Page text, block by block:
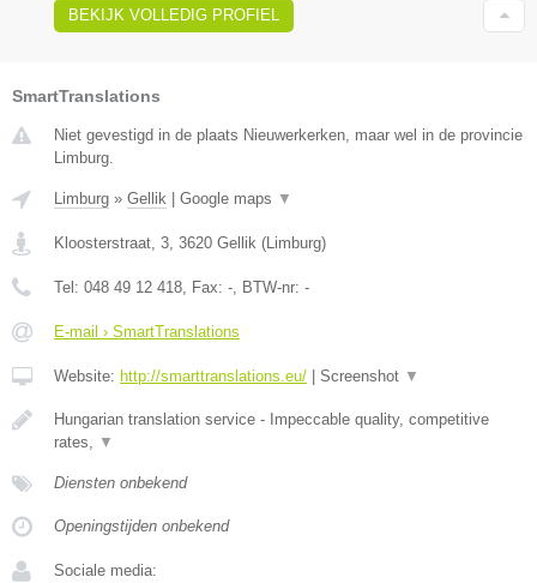
BEKIJK VOLLEDIG PROFIEL
SmartTranslations
Niet gevestigd in de plaats Nieuwerkerken, maar wel in de provincie
Limburg.
Limburg » Gellik Google maps ▼
Kloosterstraat, 3, 3620 Gellik (Limburg)
Tel: 048 49 12 418, Fax: -, BTW-nr: -
E-mail › SmartTranslations
Website: http://smarttranslations.eu/ Screenshot ▼
Hungarian translation service - Impeccable quality, competitive
rates, ▼
Diensten onbekend
Openingstijden onbekend
Sociale media: